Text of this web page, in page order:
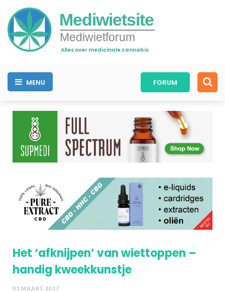
Mediwietsite
Mediwietforum
Alles over medicinale cannabis
MENU FORUM
Het ‘afknijpen’ van wiettoppen –
handig kweekkunstje
03 MAART 2017